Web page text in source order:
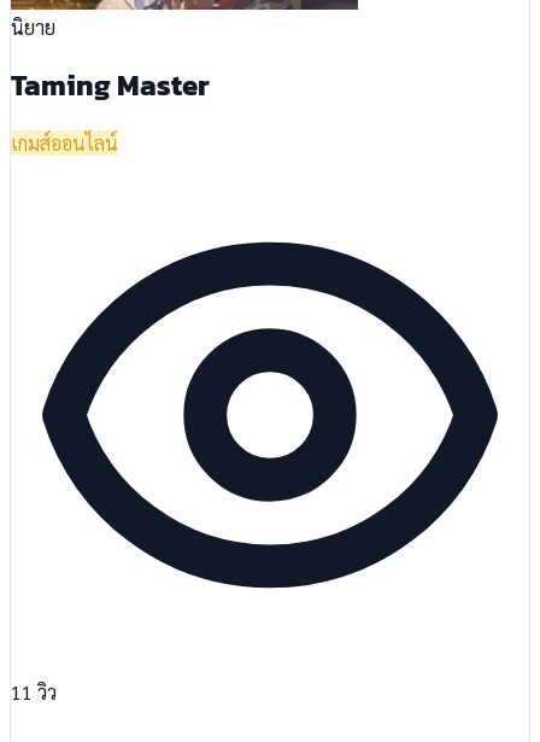
นิยาย
Taming Master
เกมส์ออนไลน์
11 วิว